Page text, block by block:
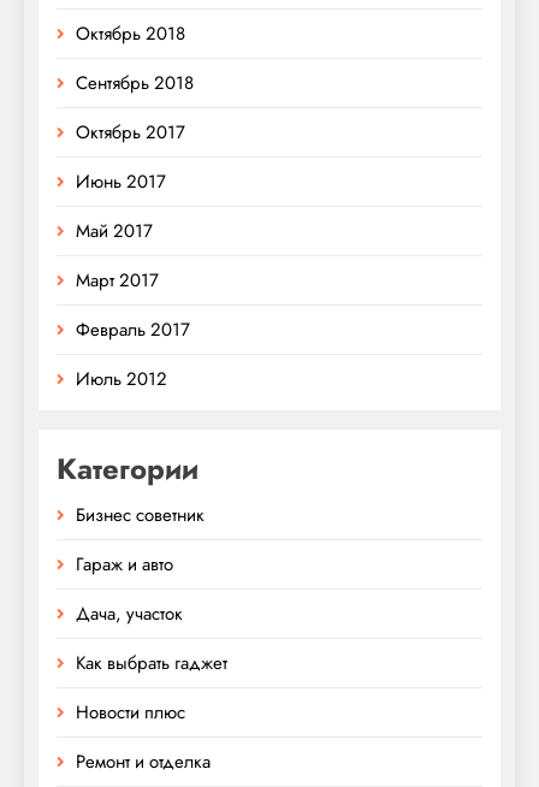
Октябрь 2018
Сентябрь 2018
Октябрь 2017
Июнь 2017
Май 2017
Март 2017
Февраль 2017
Июль 2012
Категории
Бизнес советник
Гараж и авто
Дача, участок
Как выбрать гаджет
Новости плюс
Ремонт и отделка